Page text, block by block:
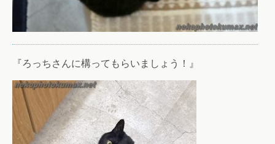
『ろっちさんに構ってもらいましょう！』